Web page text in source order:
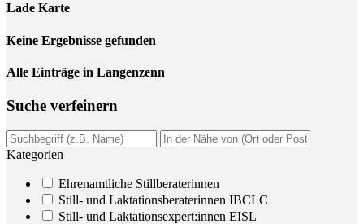
Lade Karte
Кeine Ergebnisse gefunden
Alle Einträge in Langenzenn
Suche ver­fei­nern
Kategorien
Ehrenamtliche Stillberaterinnen
Still- und Laktationsberaterinnen IBCLC
Still- und Laktationsexpert:innen EISL